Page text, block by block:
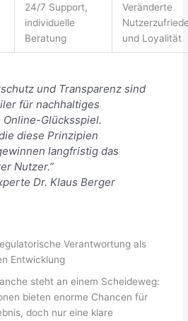
24/7 Support,
individuelle
Beratung
Veränderte
und Loyalität
und Transparenz sind
für nachhaltiges
Online-Glücksspiel.
diese Prinzipien
langfristig das
Nutzer.”
Dr. Klaus Berger
Verantwortung als
Entwicklung
steht an einem Scheideweg:
bieten enorme Chancen für
doch nur eine klare